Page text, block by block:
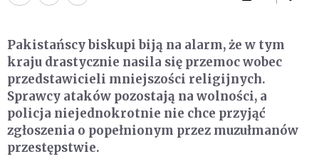
Pakistańscy biskupi biją na alarm, że w tym
kraju drastycznie nasila się przemoc wobec
przedstawicieli mniejszości religijnych.
Sprawcy ataków pozostają na wolności, a
policja niejednokrotnie nie chce przyjąć
zgłoszenia o popełnionym przez muzułmanów
przestępstwie.